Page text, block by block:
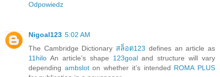
Odpowiedz
Nigoal123 5:02 AM
The Cambridge Dictionary สล็อต123 defines an article as
11hilo An article’s shape 123goaland structure will vary
depending ambsloton whether it’s intended ROMA PLUS